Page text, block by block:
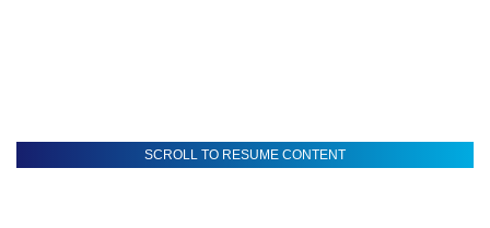
SCROLL TO RESUME CONTENT